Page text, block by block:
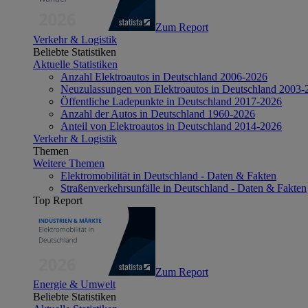
Zum Report
Verkehr & Logistik
Beliebte Statistiken
Aktuelle Statistiken
Anzahl Elektroautos in Deutschland 2006-2026
Neuzulassungen von Elektroautos in Deutschland 2003-
Öffentliche Ladepunkte in Deutschland 2017-2026
Anzahl der Autos in Deutschland 1960-2026
Anteil von Elektroautos in Deutschland 2014-2026
Verkehr & Logistik
Themen
Weitere Themen
Elektromobilität in Deutschland - Daten & Fakten
Straßenverkehrsunfälle in Deutschland - Daten & Fakten
Top Report
Zum Report
Energie & Umwelt
Beliebte Statistiken